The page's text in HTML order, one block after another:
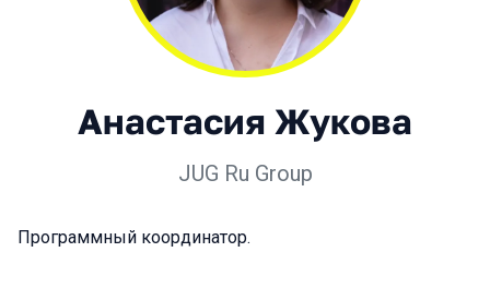
Анастасия Жукова
JUG Ru Group
Программный координатор.